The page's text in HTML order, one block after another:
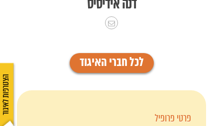
הצטרפות לאיגוד
דנה אידיסיס
לכל חברי האיגוד
פרטי פרופיל